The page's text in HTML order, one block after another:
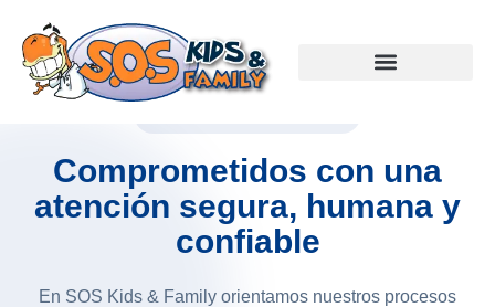
Comprometidos con una
atención segura, humana y
confiable
En SOS Kids & Family orientamos nuestros procesos